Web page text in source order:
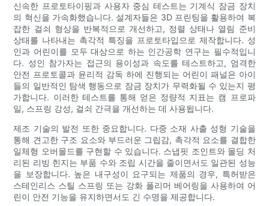
신속한 프로토타이핑과 사용자 중심 테스트는 기계식 잠금 장치
의 혁신을 가속화했습니다. 설계자들은 3D 프린팅을 활용하여 복
잡한 걸쇠 형상을 반복적으로 개선하고, 정렬 상태나 열림 준비
상태를 나타내는 촉각적 특징을 프로토타입으로 제작합니다. 성
인과 어린이를 모두 대상으로 하는 인간공학 연구는 필수적입니
다. 성인 참가자는 접근의 용이성과 속도를 테스트하고, 엄격한
안전 프로토콜과 윤리적 감독 하에 진행되는 어린이 패널은 아이
들의 일반적인 탐색 행동으로 잠금 장치가 무력화될 수 있는지 평
가합니다. 이러한 테스트를 통해 얻은 정량적 지표는 캠 프로파
일, 스프링 강성, 걸쇠 간극을 개선하는 데 사용됩니다.
제조 기술의 발전 또한 중요합니다. 다중 소재 사출 성형 기술을
통해 견고한 구조 요소와 부드러운 그립감, 촉각적 요소를 결합한
일체형 오버몰드를 구현할 수 있습니다. 스냅핏 조인트와 몰딩 처
리된 리빙 힌지는 부품 수와 조립 시간을 줄이면서도 일관된 성능
을 보장합니다. 높은 내구성이 요구되는 제품의 경우, 특허받은
스테인리스 스틸 스프링 또는 강화 폴리머 베어링을 사용하여 어
린이 안전 기능을 유지하면서도 긴 수명을 제공합니다.